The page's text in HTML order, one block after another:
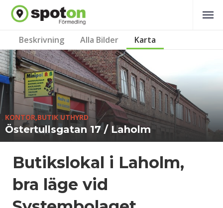
Beskrivning Alla Bilder Karta
KONTOR,BUTIK UTHYRD
Östertullsgatan 17 / Laholm
Butikslokal i Laholm,
bra läge vid